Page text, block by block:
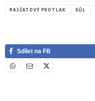
RAJČATOVÝ PROTLAK SŮL
Sdílet na FB